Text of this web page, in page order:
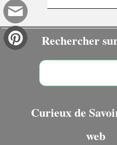
Rechercher
Curieux de
web